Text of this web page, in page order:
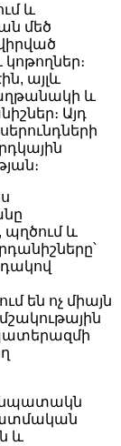
և
մեծ
այլև
և
Այդ
պղծում և
են ոչ միայն
նպատակն
և